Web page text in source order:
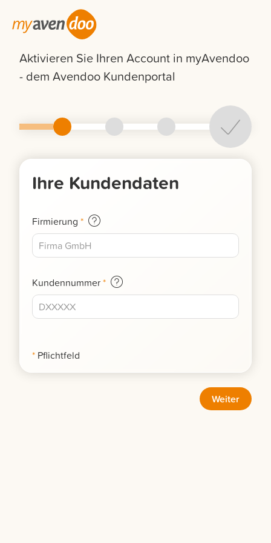
Aktivieren Sie Ihren Account in myAvendoo
- dem Avendoo Kundenportal
Ihre Kundendaten
Firmierung *
Kundennummer*
* Pflichtfeld
Weiter